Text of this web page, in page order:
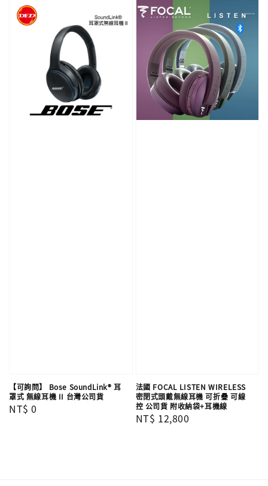
【可詢問】 Bose SoundLink® 耳
罩式 無線耳機 II 台灣公司貨
Regular
NT$ 0
法國 FOCAL LISTEN WIRELESS
密閉式頭戴無線耳機 可折疊 可線
控 公司貨 附收納袋+耳機線
Regular
NT$ 12,800